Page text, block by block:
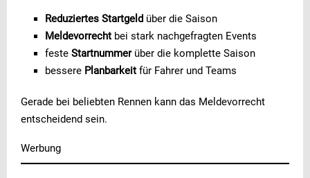
Reduziertes Startgeld über die Saison
Meldevorrecht bei stark nachgefragten Events
feste Startnummerüber die komplette Saison
bessere Planbarkeit für Fahrer und Teams
Gerade bei beliebten Rennen kann das Meldevorrecht
entscheidend sein.
Werbung